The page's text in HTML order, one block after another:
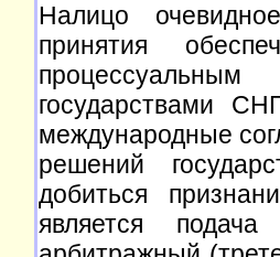
Налицо
принятия
государствами
международные
решений
добиться
является